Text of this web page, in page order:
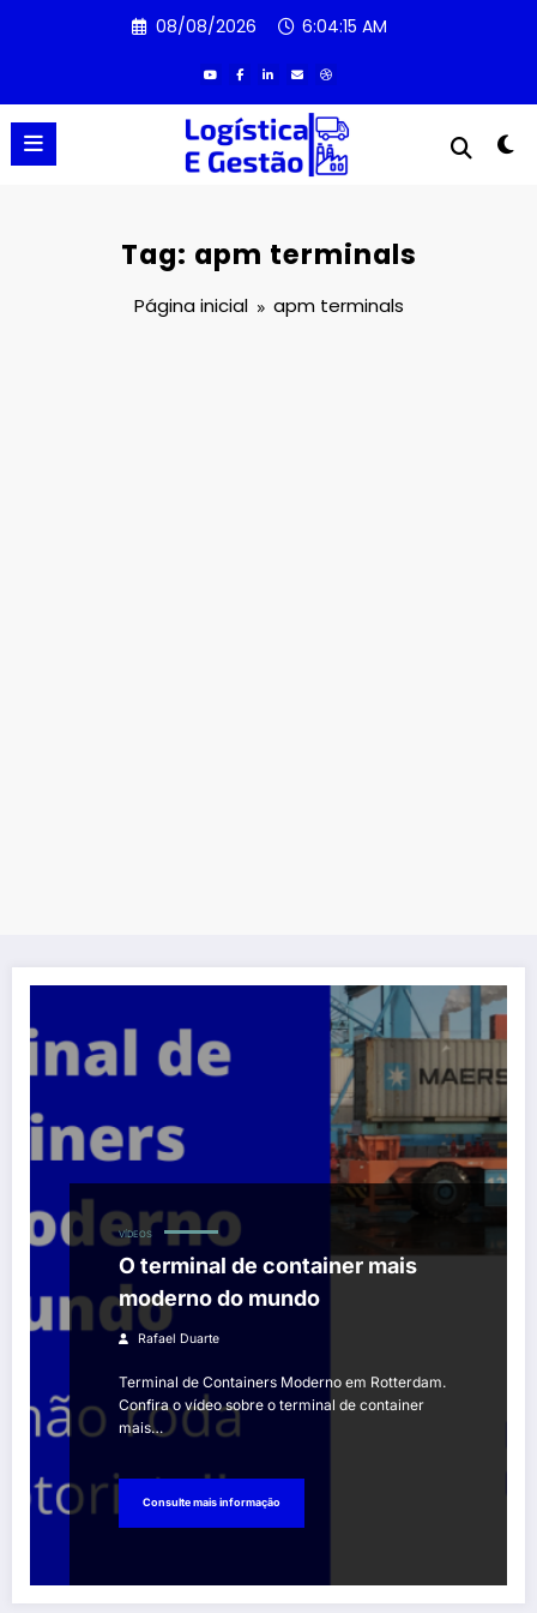
08/08/2026 6:04:15 AM
Tag: apm terminals
Página inicial apm terminals
VÍDEOS
O terminal de container mais
moderno do mundo
Rafael Duarte
Terminal de Containers Moderno em Rotterdam.
Confira o vídeo sobre o terminal de container
mais…
Consulte mais informação